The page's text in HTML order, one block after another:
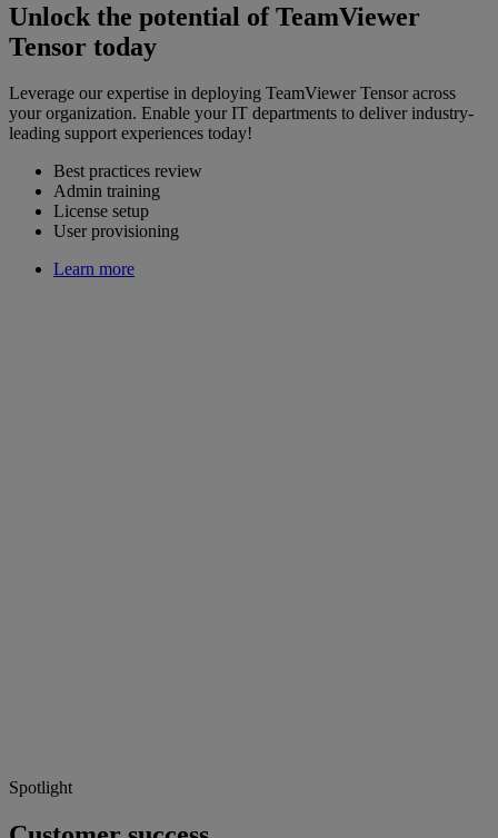
Unlock the potential of TeamViewer
Tensor today
Leverage our expertise in deploying TeamViewer Tensor across
your organization. Enable your IT departments to deliver industry-
leading support experiences today!
Best practices review
Admin training
License setup
User provisioning
Learn more
Spotlight